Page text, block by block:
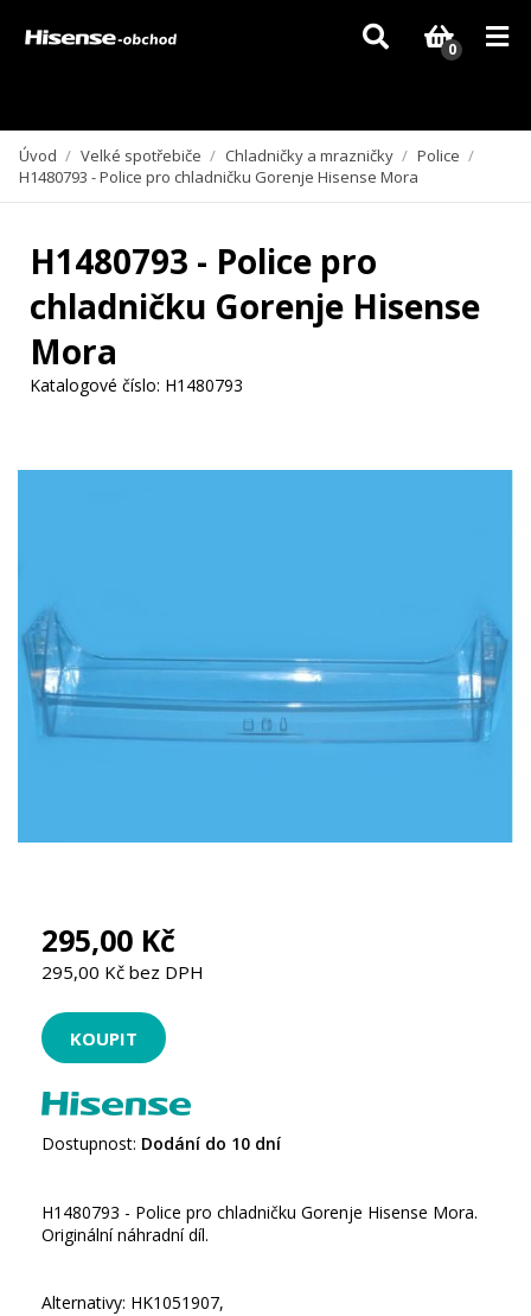
Vzhledem k aktuální situaci se může dodání dílů, které nejsou skladem,
zpozdit. Děkujeme za pochopení.
0
Úvod / Velké spotřebiče / Chladničky a mrazničky / Police /
H1480793 - Police pro chladničku Gorenje Hisense Mora
H1480793 - Police pro
chladničku Gorenje Hisense
Mora
Katalogové číslo: H1480793
295,00 Kč
295,00 Kč bez DPH
Dostupnost: Dodání do 10 dní
H1480793 - Police pro chladničku Gorenje Hisense Mora.
Originální náhradní díl.
Alternativy: HK1051907,